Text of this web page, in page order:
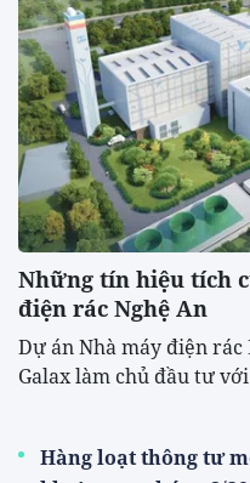
Những tín hiệu tích
điện rác Nghệ An
Dự án Nhà máy điện rác
Galax làm chủ đầu tư
Hàng loạt thông tư